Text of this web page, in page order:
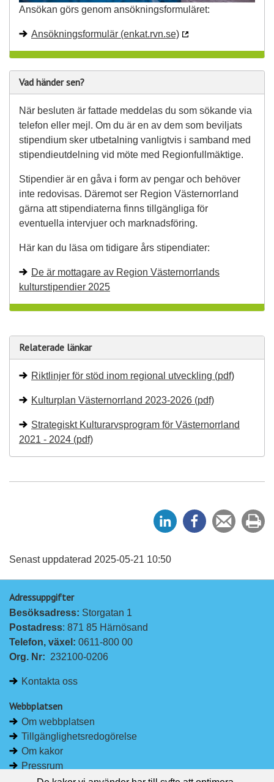
Ansökan görs genom ansökningsformuläret:
Ansökningsformulär (enkat.rvn.se)
Vad händer sen?
När besluten är fattade meddelas du som sökande via
telefon eller mejl. Om du är en av dem som beviljats
stipendium sker utbetalning vanligtvis i samband med
stipendieutdelning vid möte med Regionfullmäktige.
Stipendier är en gåva i form av pengar och behöver
inte redovisas. Däremot ser Region Västernorrland
gärna att stipendiaterna finns tillgängliga för
eventuella intervjuer och marknadsföring.
Här kan du läsa om tidigare års stipendiater:
De är mottagare av Region Västernorrlands
kulturstipendier 2025
Relaterade länkar
Riktlinjer för stöd inom regional utveckling (pdf)
Kulturplan Västernorrland 2023-2026 (pdf)
Strategiskt Kulturarvsprogram för Västernorrland
2021 - 2024 (pdf)
e
e
Tipsa
en
ut
Senast uppdaterad 2025-05-21 10:50
Adressuppgifter
Besöksadress: Storgatan 1
Postadress: 871 85 Härnösand
Telefon, växel: 0611-800 00
Org. Nr: 232100-0206
Kontakta oss
Webbplatsen
Om webbplatsen
Tillgänglighetsredogörelse
Om kakor
Pressrum